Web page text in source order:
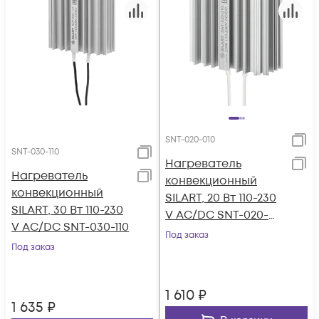
SNT-030-110
Нагреватель
конвекционный
SILART, 30 Вт 110-230
V AC/DC SNT-030-110
Под заказ
1 635 ₽
SNT-020-010
Нагреватель
конвекционный
SILART, 20 Вт 110-230
V AC/DC SNT-020-
010
Под заказ
1 610 ₽